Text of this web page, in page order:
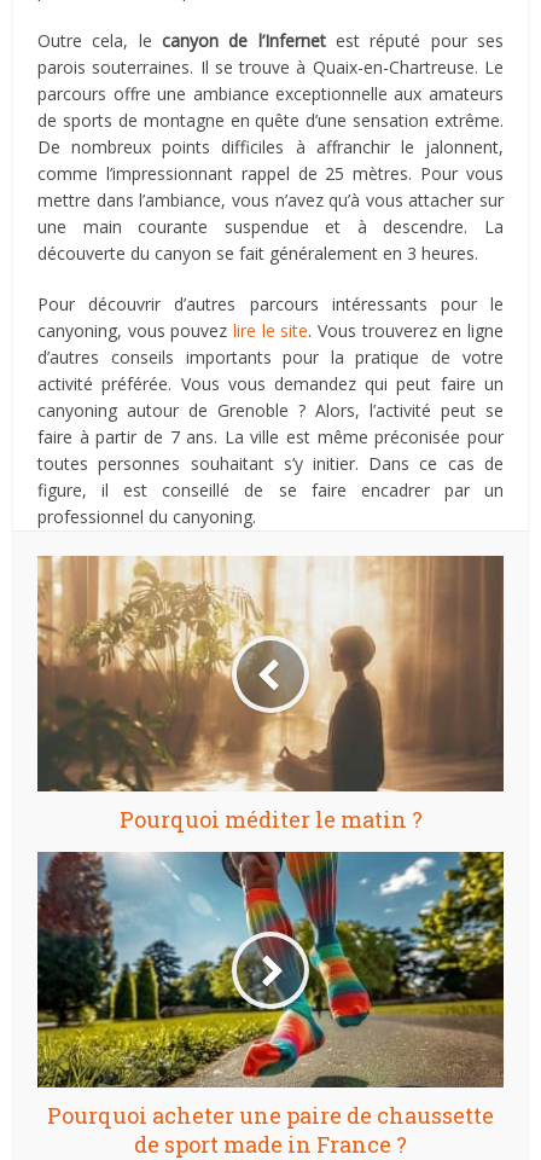
Outre cela, lecanyon de l’Infernetest réputé pour ses
parois souterraines. Il se trouve à Quaix-en-Chartreuse. Le
parcours offre une ambiance exceptionnelle aux amateurs
de sports de montagne en quête d’une sensation extrême.
De nombreux points difficiles à affranchir le jalonnent,
comme l’impressionnant rappel de 25 mètres. Pour vous
mettre dans l’ambiance, vous n’avez qu’à vous attacher sur
une main courante suspendue et à descendre. La
découverte du canyon se fait généralement en 3 heures.
Pour découvrir d’autres parcours intéressants pour le
canyoning, vous pouvezlire le site. Vous trouverez en ligne
d’autres conseils importants pour la pratique de votre
activité préférée. Vous vous demandez qui peut faire un
canyoning autour de Grenoble ? Alors, l’activité peut se
faire à partir de 7 ans. La ville est même préconisée pour
toutes personnes souhaitant s’y initier. Dans ce cas de
figure, il est conseillé de se faire encadrer par un
professionnel du canyoning.
Pourquoi méditer le matin ?
Pourquoi acheter une paire de chaussette
de sport made in France ?